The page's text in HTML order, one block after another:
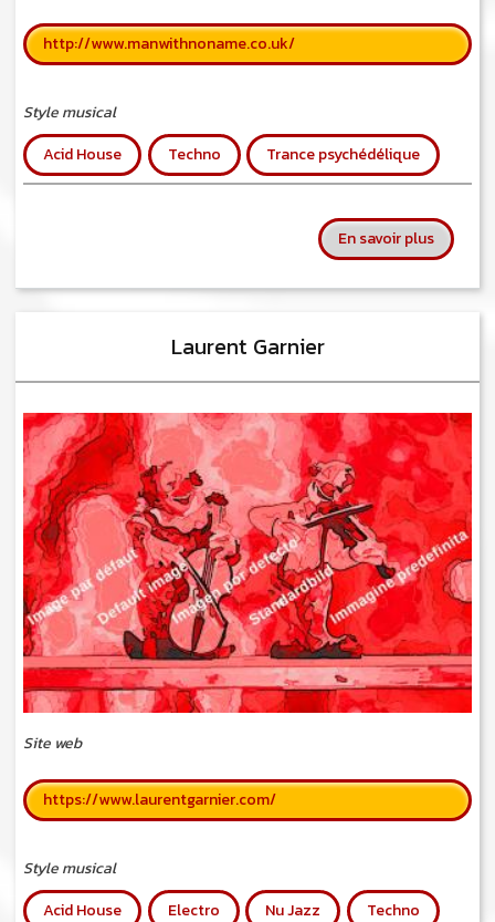
http://www.manwithnoname.co.uk/
Style musical
Acid House
Techno Trance psychédélique
En savoir plussur Man
Laurent Garnier
Site web
https://www.laurentgarnier.com/
Style musical
Acid House
Electro Nu Jazz Techno